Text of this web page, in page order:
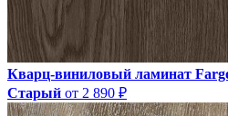
Кварц-виниловый ламинат
Старый от 2 890 ₽